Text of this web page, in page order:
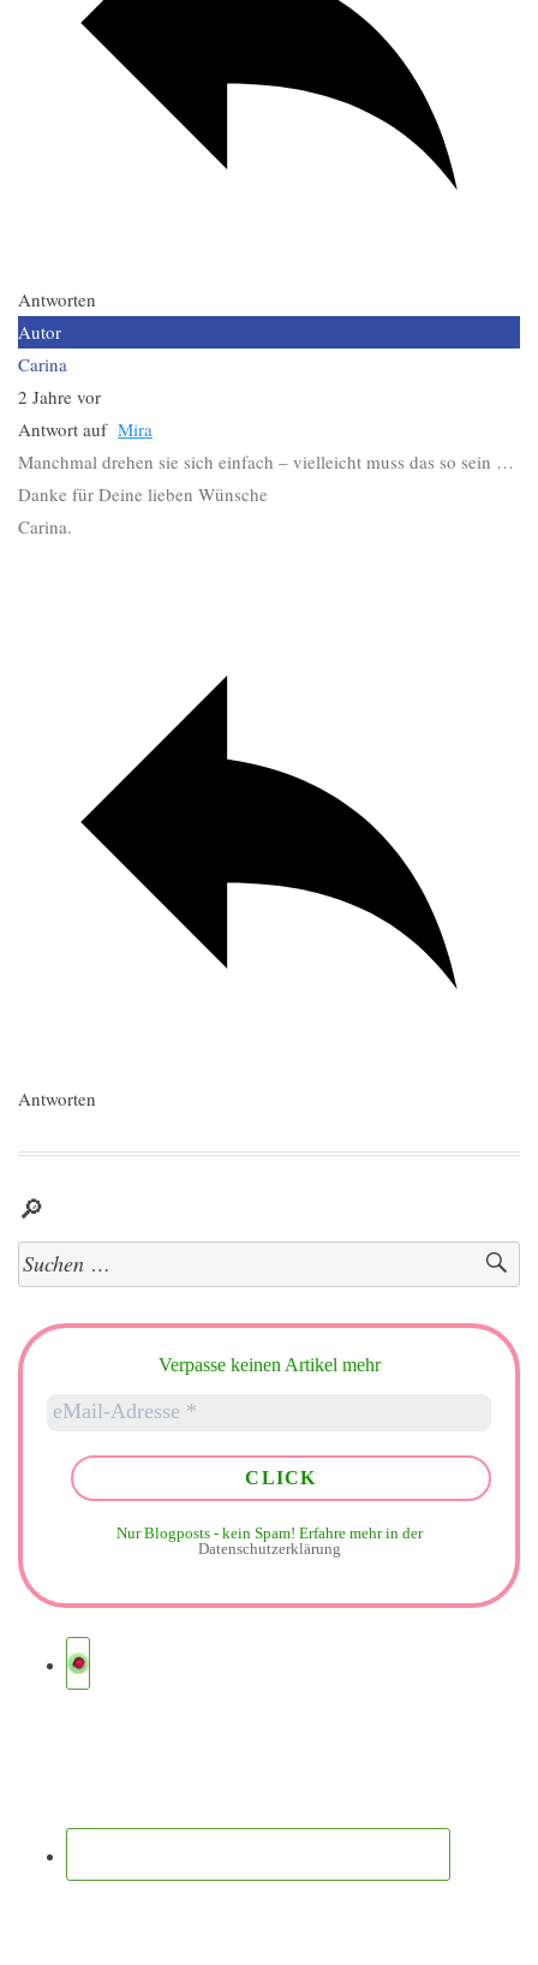
Antworten
Autor
Carina
2 Jahre vor
Antwort auf Mira
Manchmal drehen sie sich einfach – vielleicht muss das so sein …
Danke für Deine lieben Wünsche
Carina.
Antworten
🔎
Suchen
nach:
Verpasse keinen Artikel mehr
Nur Blogposts - kein Spam! Erfahre mehr in der
Datenschutzerklärung